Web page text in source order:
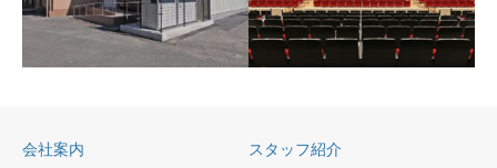
上山小学校体育館改修そ
で温かみが感じられステージ
上郷中学校体育館改修そ
の他工事（建築工事）
会社案内 スタッフ紹介